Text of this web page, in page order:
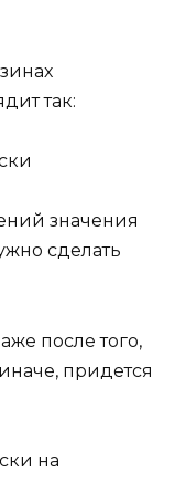
так:
значения
сделать
после того,
придется
на